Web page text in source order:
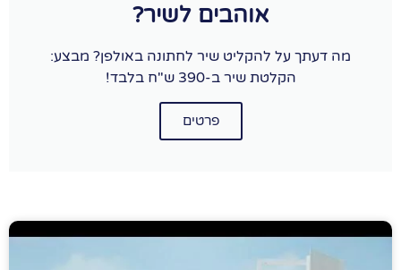
אוהבים לשיר?
מה דעתך על להקליט שיר לחתונה באולפן? מבצע:
הקלטת שיר ב-390 ש"ח בלבד!
פרטים